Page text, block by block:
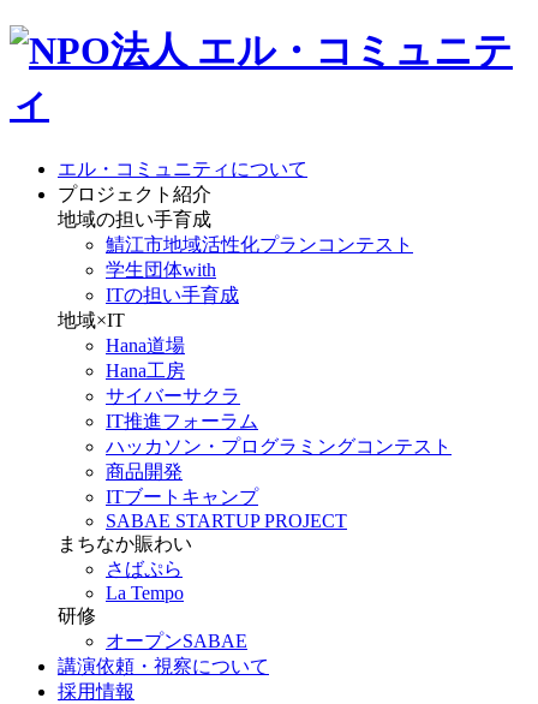
エル・コミュニティについて
プロジェクト紹介
地域の担い手育成
鯖江市地域活性化プランコンテスト
学生団体with
ITの担い手育成
地域×IT
Hana道場
Hana工房
サイバーサクラ
IT推進フォーラム
ハッカソン・プログラミングコンテスト
商品開発
ITブートキャンプ
SABAE STARTUP PROJECT
まちなか賑わい
さばぷら
La Tempo
研修
オープンSABAE
講演依頼・視察について
採用情報